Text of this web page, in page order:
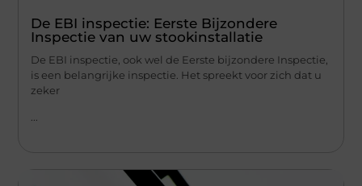
De EBI inspectie: Eerste Bijzondere
Inspectie van uw stookinstallatie
De EBI inspectie, ook wel de Eerste bijzondere Inspectie,
is een belangrijke inspectie. Het spreekt voor zich dat u
zeker